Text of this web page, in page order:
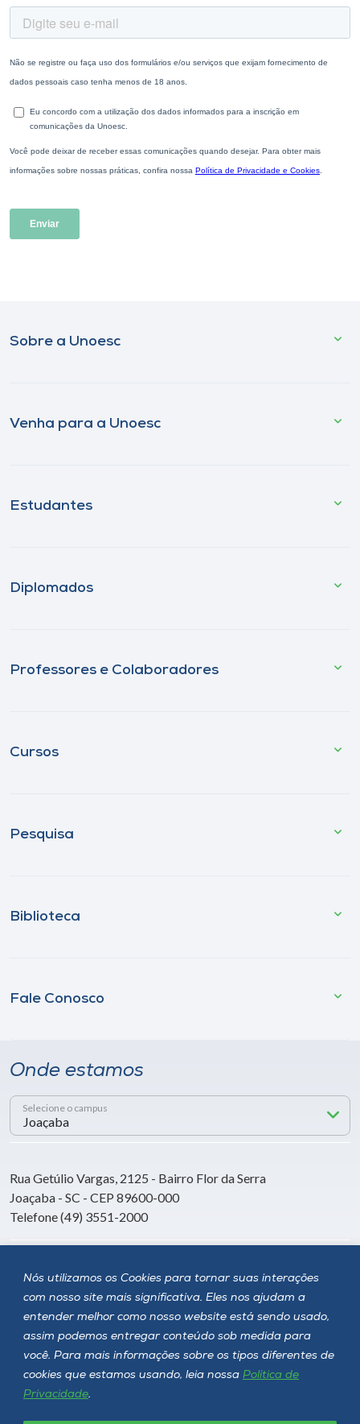
Nós utilizamos os Cookies para tornar suas interações
com nosso site mais significativa. Eles nos ajudam a
entender melhor como nosso website está sendo usado,
assim podemos entregar conteúdo sob medida para
você. Para mais informações sobre os tipos diferentes de
cookies que estamos usando, leia nossa Política de
Privacidade.
Sobre a Unoesc
Venha para a Unoesc
Estudantes
Diplomados
Professores e Colaboradores
Cursos
Pesquisa
Biblioteca
Fale Conosco
Onde estamos
Selecione o campus
Rua Getúlio Vargas, 2125 - Bairro Flor da Serra
Joaçaba - SC - CEP 89600-000
Telefone (49) 3551-2000
Siga a Unoesc